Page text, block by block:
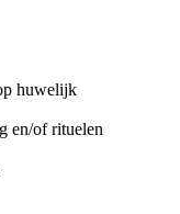
huwelijk
en/of rituelen